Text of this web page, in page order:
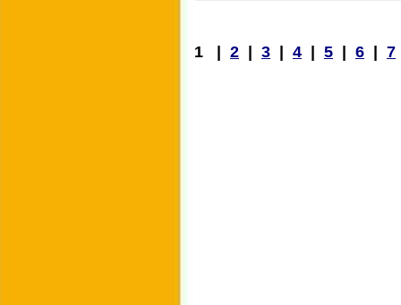
1 | 2 3 4 5 6 7